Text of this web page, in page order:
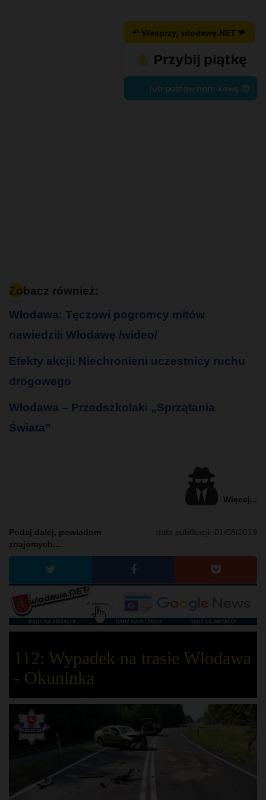
↶ Wesprzyj wlodawę.NET ❤
lub postaw nam kawę 😍
Zobacz również:
Włodawa: Tęczowi pogromcy mitów
nawiedzili Włodawę /wideo/
Efekty akcji: Niechronieni uczestnicy ruchu
drogowego
Włodawa – Przedszkolaki „Sprzątania
Świata”
Więcej...
data publikacji: 01/08/2019
Podaj dalej, powiadom
znajomych....
112: Wypadek na trasie Włodawa
- Okuninka